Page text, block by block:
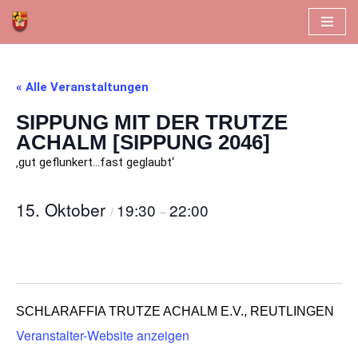
Zum
springen
« Alle Veranstaltungen
SIPPUNG MIT DER TRUTZE
ACHALM [SIPPUNG 2046]
‚gut geflunkert…fast geglaubt‘
15. Oktober / 19:30 –22:00
SCHLARAFFIA TRUTZE ACHALM E.V., REUTLINGEN
Veranstalter-Website anzeigen